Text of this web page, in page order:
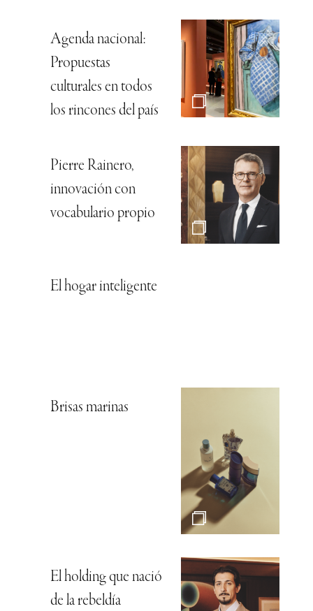
Agenda nacional:
Propuestas
culturales en todos
los rincones del país
Pierre Rainero,
innovación con
vocabulario propio
El hogar inteligente
Brisas marinas
El holding que nació
de la rebeldía